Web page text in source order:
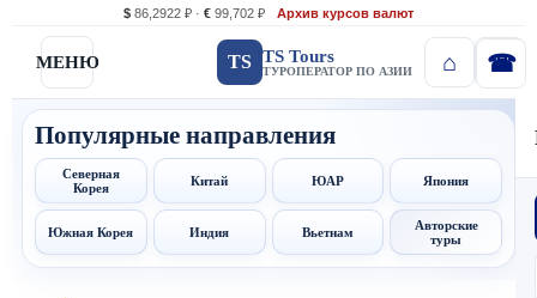
$ 86,2922 ₽ · € 99,702 ₽ Архив курсов валют
МЕНЮ TS TS Tours
ТУРОПЕРАТОР ПО АЗИИ
Популярные направления
Северная
Корея
Китай ЮАР Япония
Южная Корея Индия Вьетнам
Авторские
туры